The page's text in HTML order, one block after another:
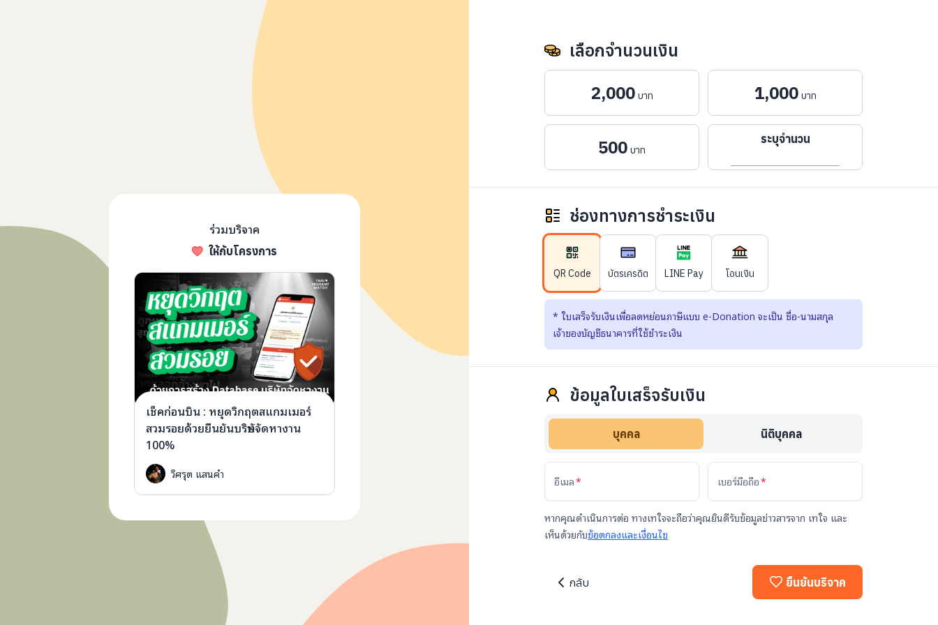
ร่วมบริจาค
ให้กับโครงการ
เช็คก่อนบิน : หยุดวิกฤตสแกมเมอร์สวมรอยด้วยยืนยันบริษัทจัดหางาน 100%
เช็คก่อนบิน : หยุดวิกฤตสแกมเมอร์
สวมรอยด้วยยืนยันบริษัทจัดหางาน
100%
วิศรุต แสนคำ
เลือกจำนวนเงิน
2,000 บาท 1,000 บาท
500 บาท
ระบุจำนวน
ช่องทางการชำระเงิน
QR Code บัตรเครดิต LINE Pay โอนเงิน
* ใบเสร็จรับเงินเพื่อลดหย่อนภาษีแบบ e-Donation จะเป็น ชื่อ-นามสกุล
เจ้าของบัญชีธนาคารที่ใช้ชำระเงิน
ข้อมูลใบเสร็จรับเงิน
บุคคล นิติบุคคล
อีเมล เบอร์มือถือ
หากคุณดำเนินการต่อ ทางเทใจจะถือว่าคุณยินดีรับข้อมูลข่าวสารจาก เทใจ และ
เห็นด้วยกับข้อตกลงและเงื่อนไข
กลับ ยืนยันบริจาค